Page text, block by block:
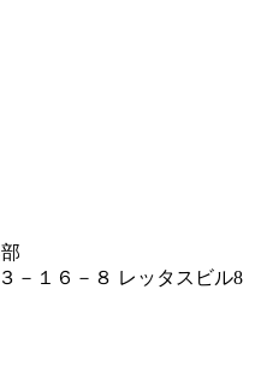
－１６－８ レッタスビル8